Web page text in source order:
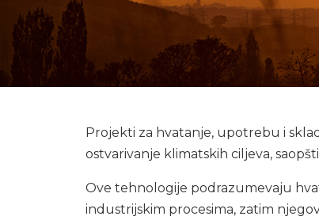
Projekti za hvatanje, upotrebu i
ostvarivanje klimatskih ciljeva,
Ove tehnologije podrazumevaju
industrijskim procesima, zatim